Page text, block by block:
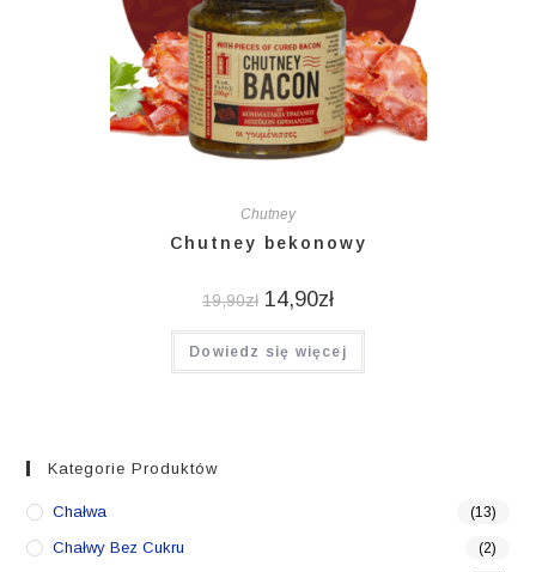
Chutney
Chutney bekonowy
19,90zł 14,90zł
Dowiedz się więcej
Kategorie Produktów
Chałwa (13)
Chałwy Bez Cukru (2)